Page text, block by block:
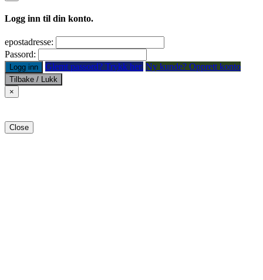
Logg inn til din konto.
epostadresse:
Passord:
Logg inn Glemt passord? Trykk her. Ny kunde? Opprett konto
Tilbake / Lukk
×
Close